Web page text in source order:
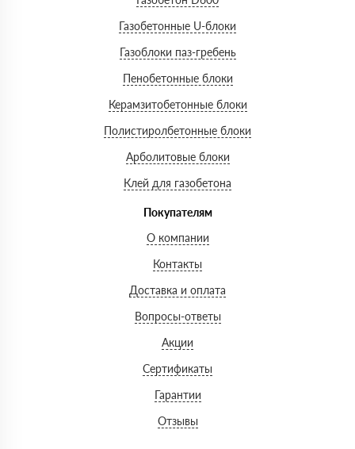
Газобетонные U-блоки
Газоблоки паз-гребень
Пенобетонные блоки
Керамзитобетонные блоки
Полистиролбетонные блоки
Арболитовые блоки
Клей для газобетона
Покупателям
О компании
Контакты
Доставка и оплата
Вопросы-ответы
Акции
Сертификаты
Гарантии
Отзывы